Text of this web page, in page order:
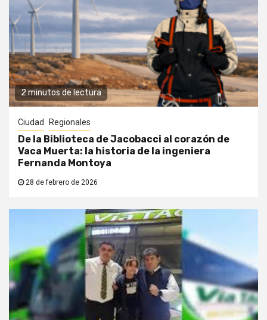
2 minutos de lectura
Ciudad Regionales
De la Biblioteca de Jacobacci al corazón de
Vaca Muerta: la historia de la ingeniera
Fernanda Montoya
28 de febrero de 2026